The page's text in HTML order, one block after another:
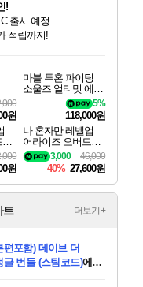
가를 만나보세요!
께 만나보세요!
적립까지!
소울즈 정식출시!
출동&화려한 격투!
혜택까지!
까지!
함께 예약하세요!
택으로 만나보세요!
과 만나보세요!
으로 만나보세요!
보세요!
시 할인!
판매 중
세요
원
마블 투혼 파이팅
소울즈 얼티밋 에디
션 MARVEL Tokon
Fighting Souls Ultima
5%
118,000원
라
션
Edi
원
나 혼자만 레벨업
어라이즈 오버드라
이브 Solo Leveling A
rise
46,000
3,000
40% 27,600원
트 더보기+
편포함) 데이브 더
글 번들 (스팀코드)에